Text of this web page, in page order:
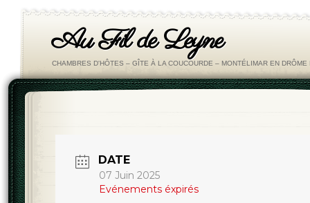
Au Fil de Leyne
CHAMBRES D'HÔTES – GÎTE À LA COUCOURDE – MONTÉLIMAR EN DRÔME
DATE
07 Juin 2025
Evénements éxpirés